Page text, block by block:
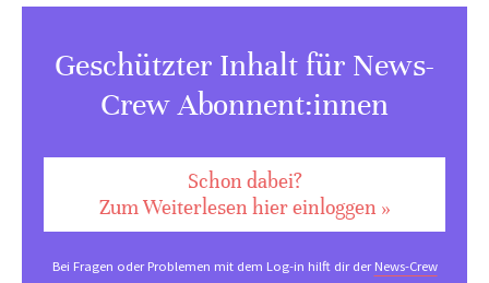
Geschützter Inhalt für News-
Crew Abonnent:innen
Schon dabei?
Zum Weiterlesen hier einloggen »
Bei Fragen oder Problemen mit dem Log-in hilft dir derNews-Crew